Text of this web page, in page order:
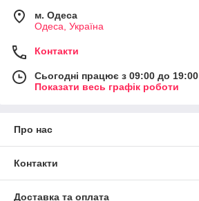
м. Одеса
Одеса, Україна
Контакти
Сьогодні працює з 09:00 до 19:00
Показати весь графік роботи
Про нас
Контакти
Доставка та оплата